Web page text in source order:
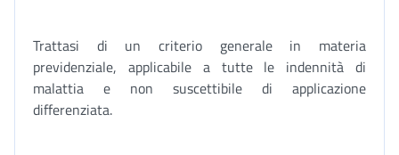
Trattasi di un criterio generale in materia
previdenziale, applicabile a tutte le indennità di
malattia e non suscettibile di applicazione
differenziata.